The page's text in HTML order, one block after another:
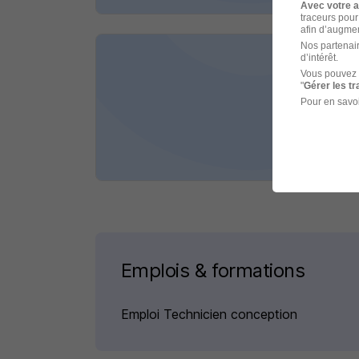
Emplois & formations
Emploi Technicien conception
Avec votre
traceurs
afin
Nos
d’intérêt.
Vous
"Gérer les
Pour en